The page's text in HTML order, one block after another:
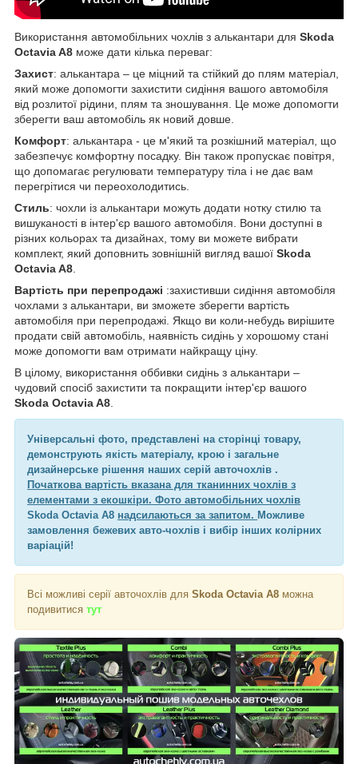
Використання автомобільних чохлів з алькантари для Skoda
Octavia A8 може дати кілька переваг:
Захист: алькантара – це міцний та стійкий до плям матеріал,
який може допомогти захистити сидіння вашого автомобіля
від розлитої рідини, плям та зношування. Це може допомогти
зберегти ваш автомобіль як новий довше.
Комфорт: алькантара - це м'який та розкішний матеріал, що
забезпечує комфортну посадку. Він також пропускає повітря,
що допомагає регулювати температуру тіла і не дає вам
перегрітися чи переохолодитись.
Стиль: чохли із алькантари можуть додати нотку стилю та
вишуканості в інтер'єр вашого автомобіля. Вони доступні в
різних кольорах та дизайнах, тому ви можете вибрати
комплект, який доповнить зовнішній вигляд вашої Skoda
Octavia A8
Вартість при перепродажі :захистивши сидіння автомобіля
чохлами з алькантари, ви зможете зберегти вартість
автомобіля при перепродажі. Якщо ви коли-небудь вирішите
продати свій автомобіль, наявність сидінь у хорошому стані
може допомогти вам отримати найкращу ціну.
В цілому, використання оббивки сидінь з алькантари –
чудовий спосіб захистити та покращити інтер'єр вашого
Skoda Octavia A8
Універсальні фото, представлені на сторінці товару,
демонструють якість матеріалу, крою і загальне
дизайнерське рішення наших серій авточохлів .
Початкова вартість вказана для тканинних чохлів з
елементами з екошкіри. Фото автомобільних чохлів
Skoda Octavia A8 надсилаються за запитом. Можливе
замовлення бежевих авто-чохлів і вибір інших колірних
варіацій!
Всі можливі серії авточохлів для Skoda Octavia A8 можна
подивитися тут